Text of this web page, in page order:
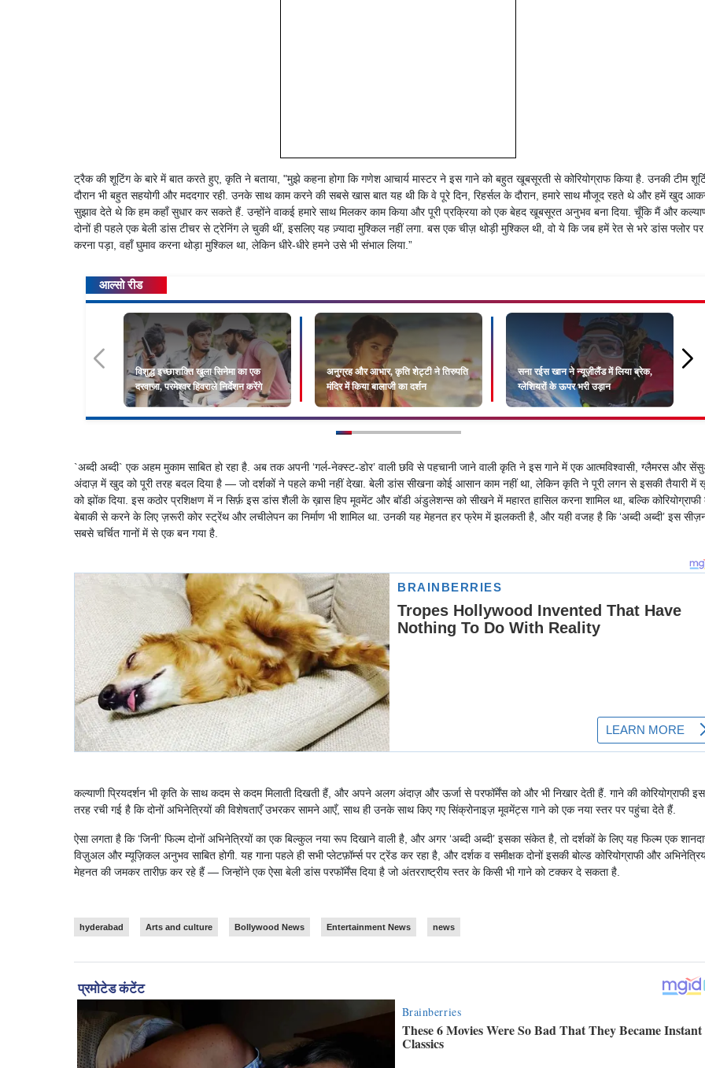
ट्रैक की शूटिंग के बारे में बात करते हुए, कृति ने बताया, "मुझे कहना होगा कि गणेश आचार्य मास्टर ने इस गाने को बहुत खूबसूरती से कोरियोग्राफ किया है. उनकी टीम
दौरान भी बहुत सहयोगी और मददगार रही. उनके साथ काम करने की सबसे खास बात यह थी कि वे पूरे दिन, रिहर्सल के दौरान, हमारे साथ मौजूद रहते थे और हमें खुद
सुझाव देते थे कि हम कहाँ सुधार कर सकते हैं. उन्होंने वाकई हमारे साथ मिलकर काम किया और पूरी प्रक्रिया को एक बेहद खूबसूरत अनुभव बना दिया. चूँकि मैं और
दोनों ही पहले एक बेली डांस टीचर से ट्रेनिंग ले चुकी थीं, इसलिए यह ज़्यादा मुश्किल नहीं लगा. बस एक चीज़ थोड़ी मुश्किल थी, वो ये कि जब हमें रेत से भरे डांस फ्लोर
करना पड़ा, वहाँ घुमाव करना थोड़ा मुश्किल था, लेकिन धीरे-धीरे हमने उसे भी संभाल लिया.”
आल्सो रीड
विशुद्ध इच्छाशक्ति खुला सिनेमा का एक
दरवाजा, परमेश्वर हिवराले निर्देशन करेंगे
अनुग्रह और आभार, कृति शेट्टी ने तिरुपति
मंदिर में किया बालाजी का दर्शन
सना रईस खान ने न्यूज़ीलैंड में लिया ब्रेक,
ग्लेशियरों के ऊपर भरी उड़ान
`अब्दी अब्दी` एक अहम मुकाम साबित हो रहा है. अब तक अपनी ‘गर्ल-नेक्स्ट-डोर’ वाली छवि से पहचानी जाने वाली कृति ने इस गाने में एक आत्मविश्वासी, ग्लैमरस और
अंदाज़ में खुद को पूरी तरह बदल दिया है — जो दर्शकों ने पहले कभी नहीं देखा. बेली डांस सीखना कोई आसान काम नहीं था, लेकिन कृति ने पूरी लगन से इसकी तैयारी में
को झोंक दिया. इस कठोर प्रशिक्षण में न सिर्फ़ इस डांस शैली के ख़ास हिप मूवमेंट और बॉडी अंडुलेशन्स को सीखने में महारत हासिल करना शामिल था, बल्कि कोरियोग्राफी
बेबाकी से करने के लिए ज़रूरी कोर स्ट्रेंथ और लचीलेपन का निर्माण भी शामिल था. उनकी यह मेहनत हर फ्रेम में झलकती है, और यही वजह है कि ‘अब्दी अब्दी’ इस
सबसे चर्चित गानों में से एक बन गया है.
कल्याणी प्रियदर्शन भी कृति के साथ कदम से कदम मिलाती दिखती हैं, और अपने अलग अंदाज़ और ऊर्जा से परफॉर्मेंस को और भी निखार देती हैं. गाने की कोरियोग्राफी इस
तरह रची गई है कि दोनों अभिनेत्रियों की विशेषताएँ उभरकर सामने आएँ, साथ ही उनके साथ किए गए सिंक्रोनाइज़ मूवमेंट्स गाने को एक नया स्तर पर पहुंचा देते हैं.
ऐसा लगता है कि ‘जिनी’ फिल्म दोनों अभिनेत्रियों का एक बिल्कुल नया रूप दिखाने वाली है, और अगर ‘अब्दी अब्दी’ इसका संकेत है, तो दर्शकों के लिए यह फिल्म एक
विज़ुअल और म्यूज़िकल अनुभव साबित होगी. यह गाना पहले ही सभी प्लेटफ़ॉर्म्स पर ट्रेंड कर रहा है, और दर्शक व समीक्षक दोनों इसकी बोल्ड कोरियोग्राफी और
मेहनत की जमकर तारीफ़ कर रहे हैं — जिन्होंने एक ऐसा बेली डांस परफॉर्मेंस दिया है जो अंतरराष्ट्रीय स्तर के किसी भी गाने को टक्कर दे सकता है.
hyderabad Arts and culture Bollywood News Entertainment News news